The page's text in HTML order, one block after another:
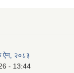
ऐन, २०८३
- 13:44